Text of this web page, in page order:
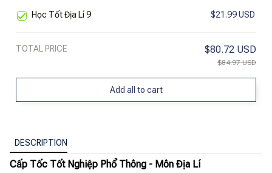
Học Tốt Địa Lí 9 $21.99 USD
TOTAL PRICE $80.72 USD
$84.97 USD
Add all to cart
DESCRIPTION
Cấp Tốc Tốt Nghiệp Phổ Thông - Môn Địa Lí